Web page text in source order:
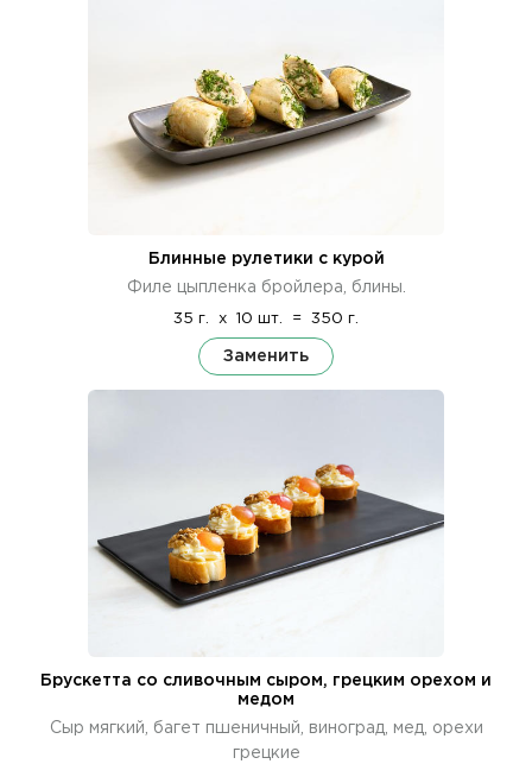
Блинные рулетики с курой
Филе цыпленка бройлера, блины.
35 г. x 10 шт. = 350 г.
Заменить
Брускетта со сливочным сыром, грецким орехом и
медом
Сыр мягкий, багет пшеничный, виноград, мед, орехи
грецкие